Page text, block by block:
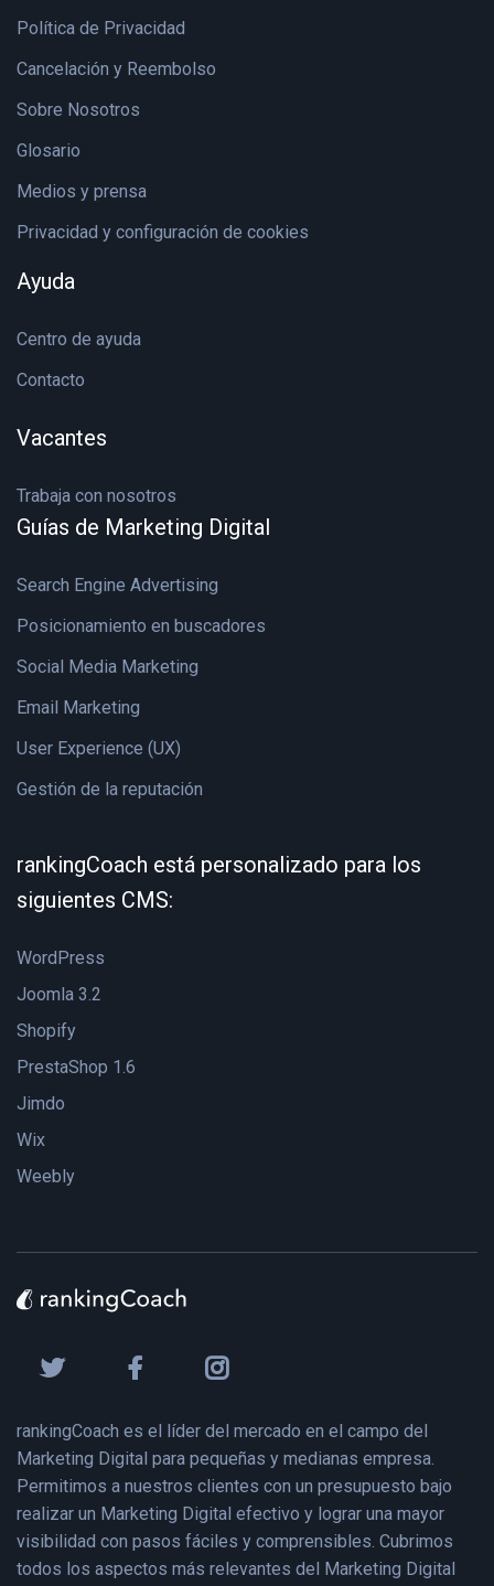
Política de Privacidad
Cancelación y Reembolso
Sobre Nosotros
Glosario
Medios y prensa
Privacidad y configuración de cookies
Ayuda
Centro de ayuda
Contacto
Vacantes
Trabaja con nosotros
Guías de Marketing Digital
Search Engine Advertising
Posicionamiento en buscadores
Social Media Marketing
Email Marketing
User Experience (UX)
Gestión de la reputación
rankingCoach está personalizado para los
siguientes CMS:
WordPress
Joomla 3.2
Shopify
PrestaShop 1.6
Jimdo
Wix
Weebly
rankingCoach es el líder del mercado en el campo del
Marketing Digital para pequeñas y medianas empresa.
Permitimos a nuestros clientes con un presupuesto bajo
realizar un Marketing Digital efectivo y lograr una mayor
visibilidad con pasos fáciles y comprensibles. Cubrimos
todos los aspectos más relevantes del Marketing Digital